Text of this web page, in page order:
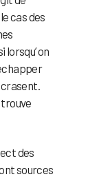
cas des
on
trouve
des
sources